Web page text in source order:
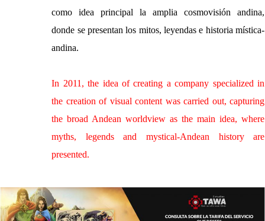
como idea principal la amplia cosmovisión andina,
donde se presentan los mitos, leyendas e historia mística-
andina.
In 2011, the idea of ​​creating a company specialized in
the creation of visual content was carried out, capturing
the broad Andean worldview as the main idea, where
myths, legends and mystical-Andean history are
presented.